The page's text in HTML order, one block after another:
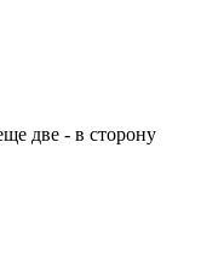
две - в сторону